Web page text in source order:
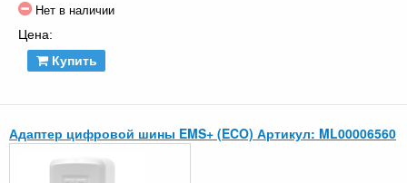
Нет в наличии
Цена:
Купить
Адаптер цифровой шины EMS+ (ECO) Артикул: ML00006560